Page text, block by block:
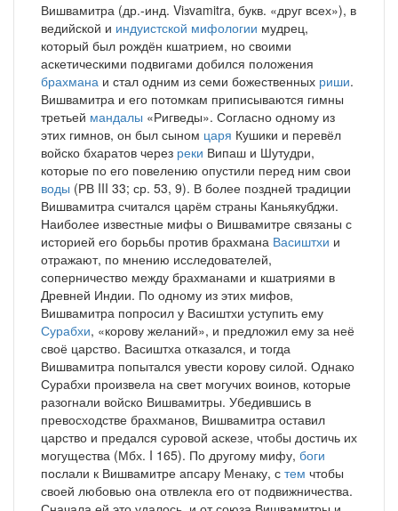
Вишвамитра (др.-инд. Viзvamitra, букв. «друг всех»), в
ведийской и индуистской мифологии мудрец,
который был рождён кшатрием, но своими
аскетическими подвигами добился положения
брахмана и стал одним из семи божественных риши.
Вишвамитра и его потомкам приписываются гимны
третьей мандалы «Ригведы». Согласно одному из
этих гимнов, он был сыном царя Кушики и перевёл
войско бхаратов через реки Випаш и Шутудри,
которые по его повелению опустили перед ним свои
воды (РВ III 33; ср. 53, 9). В более поздней традиции
Вишвамитра считался царём страны Каньякубджи.
Наиболее известные мифы о Вишвамитре связаны с
историей его борьбы против брахмана Васиштхи и
отражают, по мнению исследователей,
соперничество между брахманами и кшатриями в
Древней Индии. По одному из этих мифов,
Вишвамитра попросил у Васиштхи уступить ему
Сурабхи, «корову желаний», и предложил ему за неё
своё царство. Васиштха отказался, и тогда
Вишвамитра попытался увести корову силой. Однако
Сурабхи произвела на свет могучих воинов, которые
разогнали войско Вишвамитры. Убедившись в
превосходстве брахманов, Вишвамитра оставил
царство и предался суровой аскезе, чтобы достичь их
могущества (Мбх. I 165). По другому мифу, боги
послали к Вишвамитре апсару Менаку, с тем чтобы
своей любовью она отвлекла его от подвижничества.